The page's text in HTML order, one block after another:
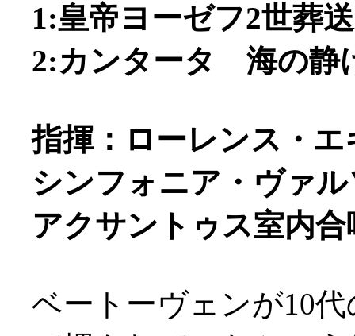
1:皇帝ヨーゼフ2世葬
2:カンタータ 海の静
指揮：ローレンス・エ
シンフォニア・ヴァ
アクサントゥス室内合
ベートーヴェンが10